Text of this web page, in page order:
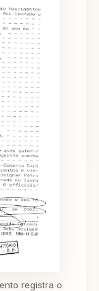
registra o